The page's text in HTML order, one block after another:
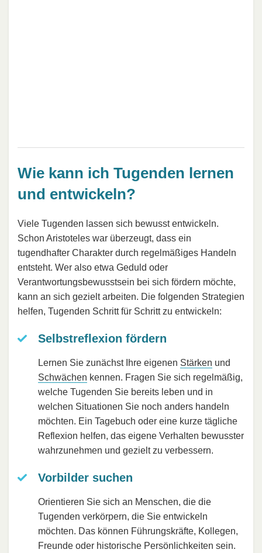
Wie kann ich Tugenden lernen
und entwickeln?
Viele Tugenden lassen sich bewusst entwickeln.
Schon Aristoteles war überzeugt, dass ein
tugendhafter Charakter durch regelmäßiges Handeln
entsteht. Wer also etwa Geduld oder
Verantwortungsbewusstsein bei sich fördern möchte,
kann an sich gezielt arbeiten. Die folgenden Strategien
helfen, Tugenden Schritt für Schritt zu entwickeln:
Selbstreflexion fördern
Lernen Sie zunächst Ihre eigenen Stärken und
Schwächen kennen. Fragen Sie sich regelmäßig,
welche Tugenden Sie bereits leben und in
welchen Situationen Sie noch anders handeln
möchten. Ein Tagebuch oder eine kurze tägliche
Reflexion helfen, das eigene Verhalten bewusster
wahrzunehmen und gezielt zu verbessern.
Vorbilder suchen
Orientieren Sie sich an Menschen, die die
Tugenden verkörpern, die Sie entwickeln
möchten. Das können Führungskräfte, Kollegen,
Freunde oder historische Persönlichkeiten sein.